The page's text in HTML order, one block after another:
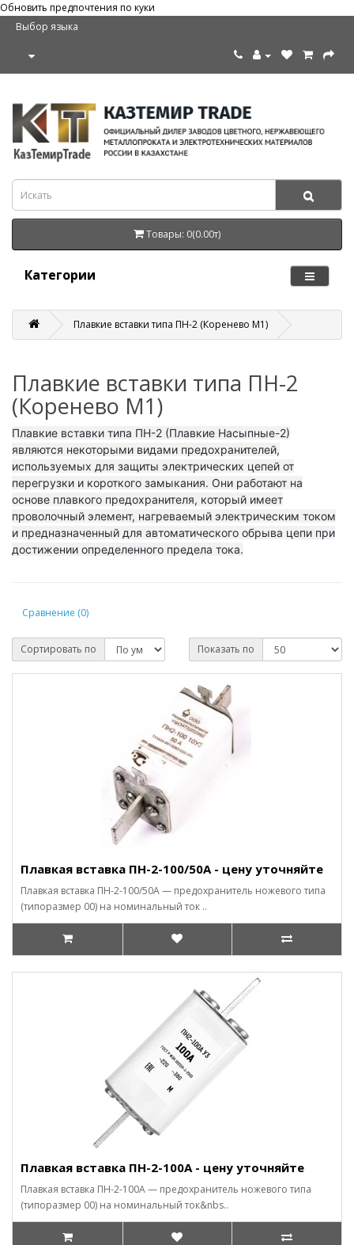
Обновить предпочтения по куки
Выбор языка
Товары: 0(0.00т)
Категории
Плавкие вставки типа ПН-2 (Коренево М1)
Плавкие вставки типа ПН-2
(Коренево М1)
Плавкие вставки типа ПН-2 (Плавкие Насыпные-2)
являются некоторыми видами предохранителей,
используемых для защиты электрических цепей от
перегрузки и короткого замыкания. Они работают на
основе плавкого предохранителя, который имеет
проволочный элемент, нагреваемый электрическим током
и предназначенный для автоматического обрыва цепи при
достижении определенного предела тока.
Сравнение (0)
Сортировать по Показать по
Плавкая вставка ПН-2-100/50А - цену уточняйте
Плавкая вставка ПН-2-100/50А — предохранитель ножевого типа
(типоразмер 00) на номинальный ток ..
Плавкая вставка ПН-2-100А - цену уточняйте
Плавкая вставка ПН-2-100А — предохранитель ножевого типа
(типоразмер 00) на номинальный ток&nbs..